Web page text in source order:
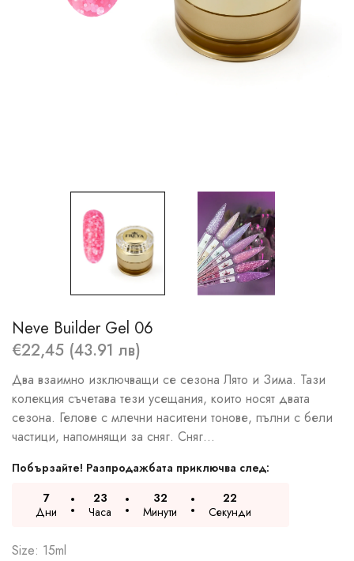
Neve Builder Gel 06
€22,45 (43.91 лв)
Два взаимно изключващи се сезона Лято и Зима. Тази
колекция съчетава тези усещания, които носят двата
сезона. Гелове с млечни наситени тонове, пълни с бели
частици, напомнящи за сняг. Сняг...
Побързайте! Разпродажбата приключва след:
7
Дни
23
Часа
32
Минути
21
Секунди
Size: 15ml